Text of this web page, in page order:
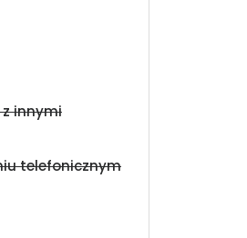
innymi
telefonicznym